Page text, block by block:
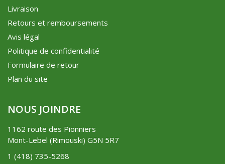
Livraison
Retours et remboursements
Avis légal
Politique de confidentialité
Formulaire de retour
Plan du site
NOUS JOINDRE
1162 route des Pionniers
Mont-Lebel (Rimouski) G5N 5R7
1 (418) 735-5268